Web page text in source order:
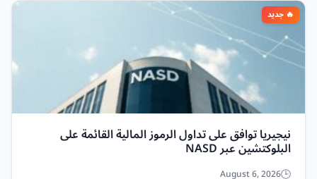
نيجيريا توافق على تداول الرموز المالية القائمة على
البلوكتشين عبر NASD
August 6, 2026